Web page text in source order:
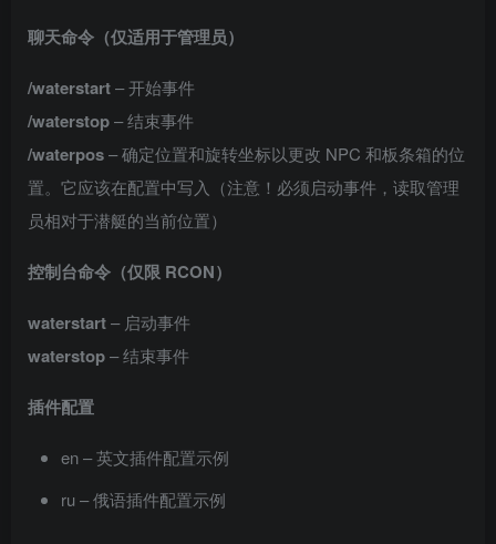
聊天命令（仅适用于管理员）
/waterstart– 开始事件
/waterstop– 结束事件
/waterpos– 确定位置和旋转坐标以更改 NPC 和板条箱的位
置。它应该在配置中写入（注意！必须启动事件，读取管理
员相对于潜艇的当前位置）
控制台命令（仅限 RCON）
waterstart– 启动事件
waterstop– 结束事件
插件配置
en – 英文插件配置示例
ru – 俄语插件配置示例